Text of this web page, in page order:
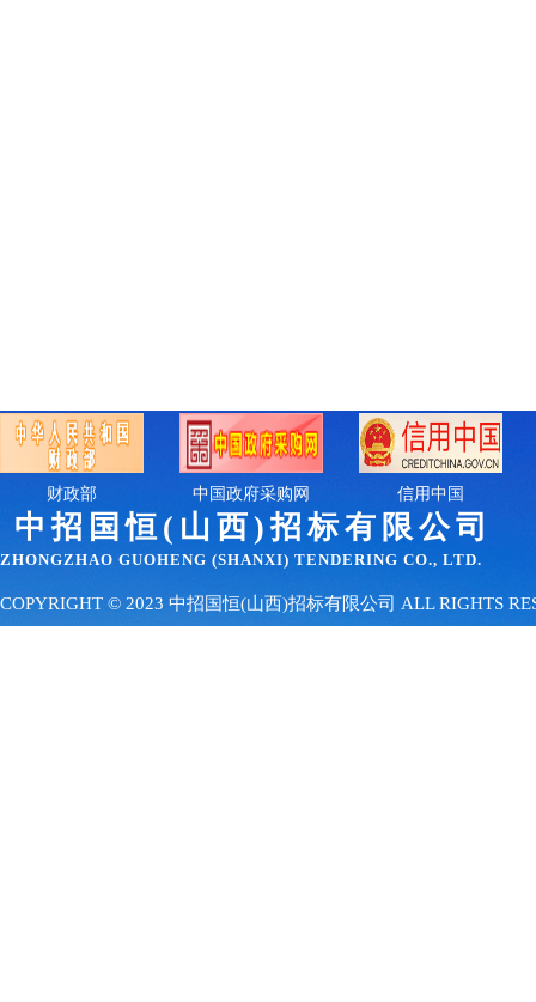
COPYRIGHT © 2023 中招国恒(山西)招标有限公司 ALL RIGHTS
中招国恒(山西)招标有限公司
ZHONGZHAO GUOHENG (SHANXI) TENDERING CO., LTD.
财政部 中国政府采购网 信用中国